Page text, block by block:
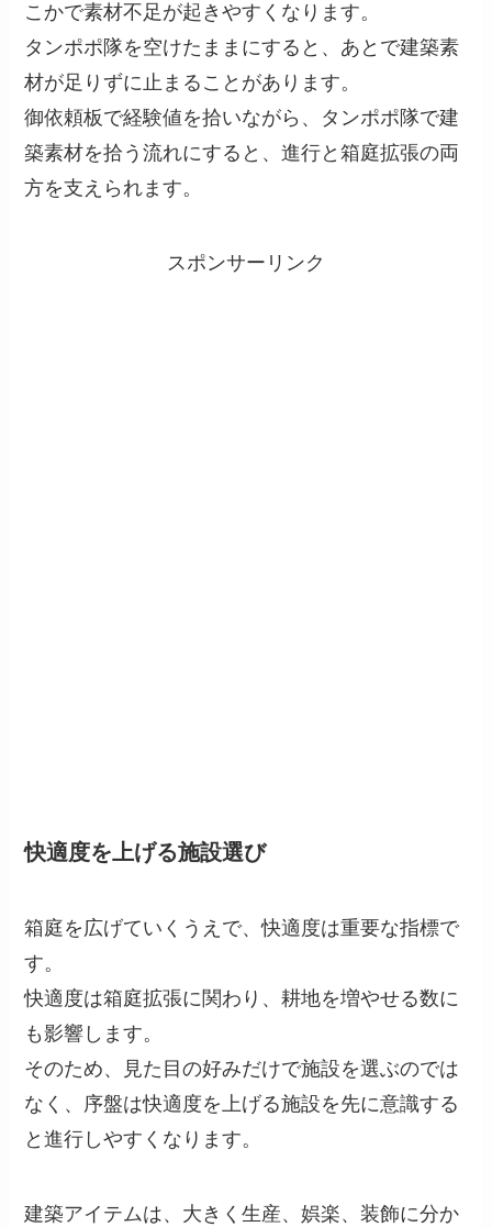
こかで素材不足が起きやすくなります。
タンポポ隊を空けたままにすると、あとで建築素
材が足りずに止まることがあります。
御依頼板で経験値を拾いながら、タンポポ隊で建
築素材を拾う流れにすると、進行と箱庭拡張の両
方を支えられます。
スポンサーリンク
快適度を上げる施設選び
箱庭を広げていくうえで、快適度は重要な指標で
す。
快適度は箱庭拡張に関わり、耕地を増やせる数に
も影響します。
そのため、見た目の好みだけで施設を選ぶのでは
なく、序盤は快適度を上げる施設を先に意識する
と進行しやすくなります。
建築アイテムは、大きく生産、娯楽、装飾に分か